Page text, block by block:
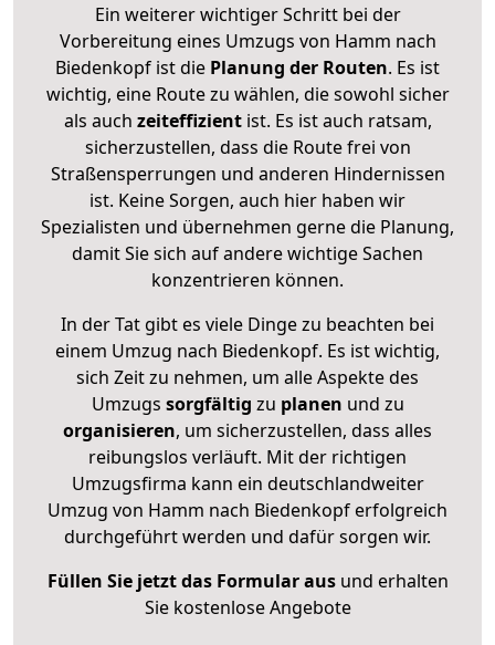
Ein weiterer wichtiger Schritt bei der
Vorbereitung eines Umzugs von Hamm nach
Biedenkopf ist die Planung der Routen. Es ist
wichtig, eine Route zu wählen, die sowohl sicher
als auch zeiteffizientist. Es ist auch ratsam,
sicherzustellen, dass die Route frei von
Straßensperrungen und anderen Hindernissen
ist. Keine Sorgen, auch hier haben wir
Spezialisten und übernehmen gerne die Planung,
damit Sie sich auf andere wichtige Sachen
konzentrieren können.
In der Tat gibt es viele Dinge zu beachten bei
einem Umzug nach Biedenkopf. Es ist wichtig,
sich Zeit zu nehmen, um alle Aspekte des
Umzugs sorgfältig zu planen und zu
organisieren, um sicherzustellen, dass alles
reibungslos verläuft. Mit der richtigen
Umzugsfirma kann ein deutschlandweiter
Umzug von Hamm nach Biedenkopf erfolgreich
durchgeführt werden und dafür sorgen wir.
Füllen Sie jetzt das Formular ausund erhalten
Sie kostenlose Angebote